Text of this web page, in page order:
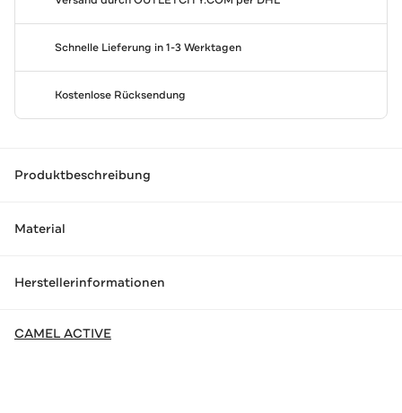
Schnelle Lieferung in 1-3 Werktagen
Kostenlose Rücksendung
Produktbeschreibung
Material
Herstellerinformationen
CAMEL ACTIVE